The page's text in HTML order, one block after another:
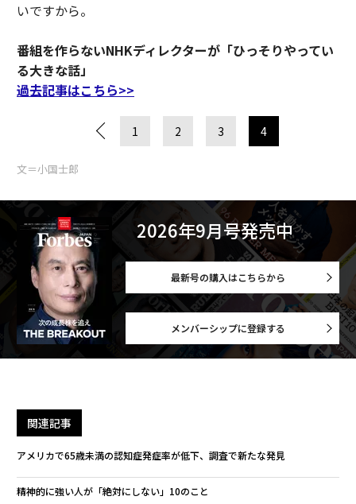
いですから。
番組を作らないNHKディレクターが「ひっそりやってい
る大きな話」
過去記事はこちら>>
1 2 3 4
文＝小国士郎
2026年9月号発売中
最新号の購入はこちらから
メンバーシップに登録する
関連記事
アメリカで65歳未満の認知症発症率が低下、調査で新たな発見
精神的に強い人が「絶対にしない」10のこと